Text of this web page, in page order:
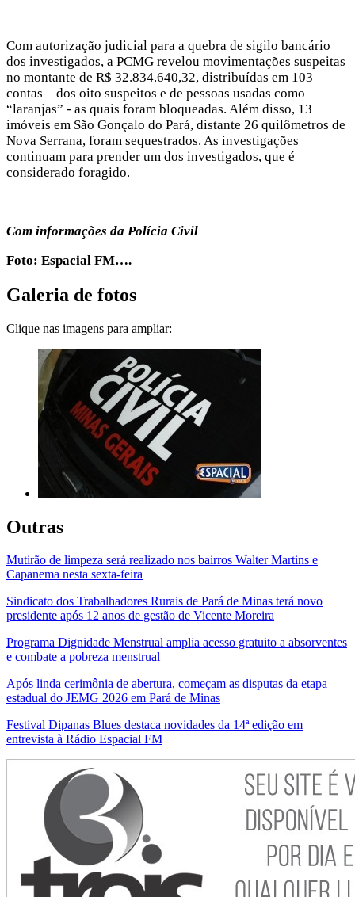
Com autorização judicial para a quebra de sigilo bancário
dos investigados, a PCMG revelou movimentações suspeitas
no montante de R$ 32.834.640,32, distribuídas em 103
contas – dos oito suspeitos e de pessoas usadas como
“laranjas” - as quais foram bloqueadas. Além disso, 13
imóveis em São Gonçalo do Pará, distante 26 quilômetros de
Nova Serrana, foram sequestrados. As investigações
continuam para prender um dos investigados, que é
considerado foragido.
Com informações da Polícia Civil
Foto: Espacial FM….
Galeria de fotos
Clique nas imagens para ampliar:
Outras
Mutirão de limpeza será realizado nos bairros Walter Martins e
Capanema nesta sexta-feira
Sindicato dos Trabalhadores Rurais de Pará de Minas terá novo
presidente após 12 anos de gestão de Vicente Moreira
Programa Dignidade Menstrual amplia acesso gratuito a absorventes
e combate a pobreza menstrual
Após linda cerimônia de abertura, começam as disputas da etapa
estadual do JEMG 2026 em Pará de Minas
Festival Dipanas Blues destaca novidades da 14ª edição em
entrevista à Rádio Espacial FM